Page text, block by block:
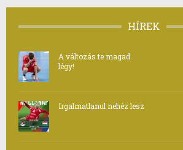
HÍREK
A változás te magad
légy!
Irgalmatlanul nehéz lesz